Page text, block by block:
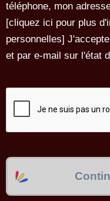
téléphone, mon
[cliquez ici pour plus
personnelles]
et par e-mail sur l'état